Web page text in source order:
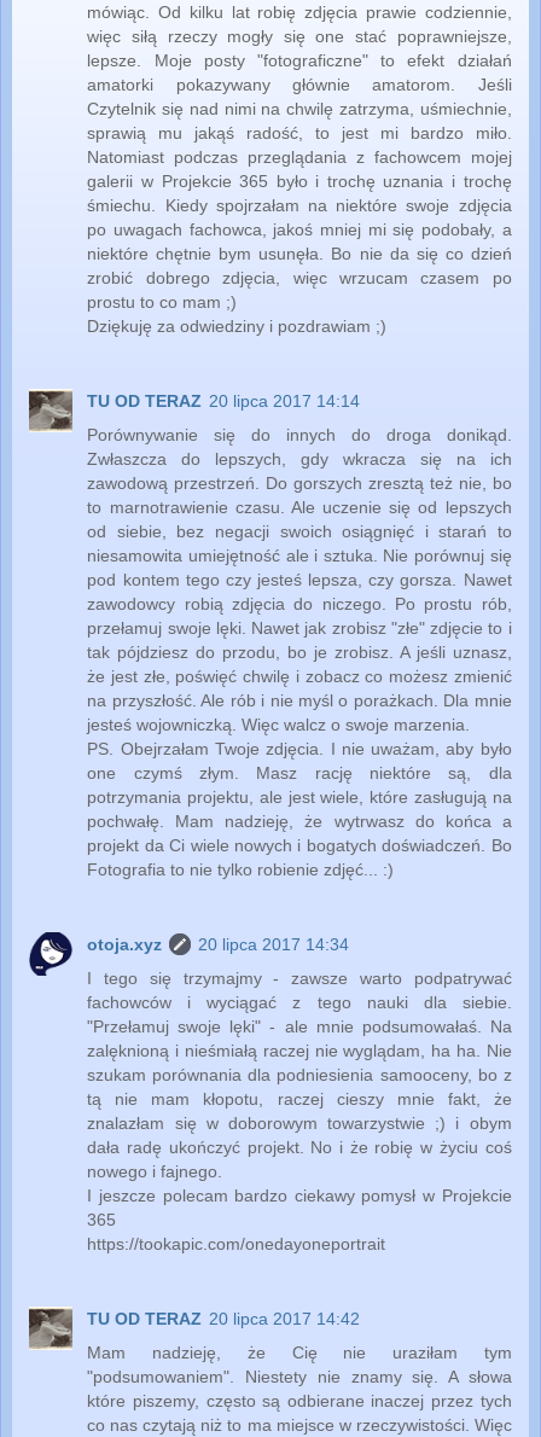
mówiąc. Od kilku lat robię zdjęcia prawie codziennie,
więc siłą rzeczy mogły się one stać poprawniejsze,
lepsze. Moje posty "fotograficzne" to efekt działań
amatorki pokazywany głównie amatorom. Jeśli
Czytelnik się nad nimi na chwilę zatrzyma, uśmiechnie,
sprawią mu jakąś radość, to jest mi bardzo miło.
Natomiast podczas przeglądania z fachowcem mojej
galerii w Projekcie 365 było i trochę uznania i trochę
śmiechu. Kiedy spojrzałam na niektóre swoje zdjęcia
po uwagach fachowca, jakoś mniej mi się podobały, a
niektóre chętnie bym usunęła. Bo nie da się co dzień
zrobić dobrego zdjęcia, więc wrzucam czasem po
prostu to co mam ;)
Dziękuję za odwiedziny i pozdrawiam ;)
TU OD TERAZ 20 lipca 2017 14:14
Porównywanie się do innych do droga donikąd.
Zwłaszcza do lepszych, gdy wkracza się na ich
zawodową przestrzeń. Do gorszych zresztą też nie, bo
to marnotrawienie czasu. Ale uczenie się od lepszych
od siebie, bez negacji swoich osiągnięć i starań to
niesamowita umiejętność ale i sztuka. Nie porównuj się
pod kontem tego czy jesteś lepsza, czy gorsza. Nawet
zawodowcy robią zdjęcia do niczego. Po prostu rób,
przełamuj swoje lęki. Nawet jak zrobisz "złe" zdjęcie to i
tak pójdziesz do przodu, bo je zrobisz. A jeśli uznasz,
że jest złe, poświęć chwilę i zobacz co możesz zmienić
na przyszłość. Ale rób i nie myśl o porażkach. Dla mnie
jesteś wojowniczką. Więc walcz o swoje marzenia.
PS. Obejrzałam Twoje zdjęcia. I nie uważam, aby było
one czymś złym. Masz rację niektóre są, dla
potrzymania projektu, ale jest wiele, które zasługują na
pochwałę. Mam nadzieję, że wytrwasz do końca a
projekt da Ci wiele nowych i bogatych doświadczeń. Bo
Fotografia to nie tylko robienie zdjęć... :)
otoja.xyz
20 lipca 2017 14:34
I tego się trzymajmy - zawsze warto podpatrywać
fachowców i wyciągać z tego nauki dla siebie.
"Przełamuj swoje lęki" - ale mnie podsumowałaś. Na
zalęknioną i nieśmiałą raczej nie wyglądam, ha ha. Nie
szukam porównania dla podniesienia samooceny, bo z
tą nie mam kłopotu, raczej cieszy mnie fakt, że
znalazłam się w doborowym towarzystwie ;) i obym
dała radę ukończyć projekt. No i że robię w życiu coś
nowego i fajnego.
I jeszcze polecam bardzo ciekawy pomysł w Projekcie
365
https://tookapic.com/onedayoneportrait
TU OD TERAZ 20 lipca 2017 14:42
Mam nadzieję, że Cię nie uraziłam tym
"podsumowaniem". Niestety nie znamy się. A słowa
które piszemy, często są odbierane inaczej przez tych
co nas czytają niż to ma miejsce w rzeczywistości. Więc